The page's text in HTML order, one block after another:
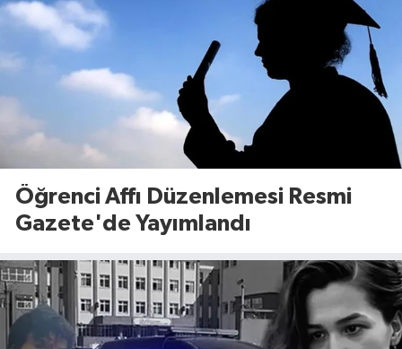
Öğrenci Affı Düzenlemesi Resmi
Gazete'de Yayımlandı